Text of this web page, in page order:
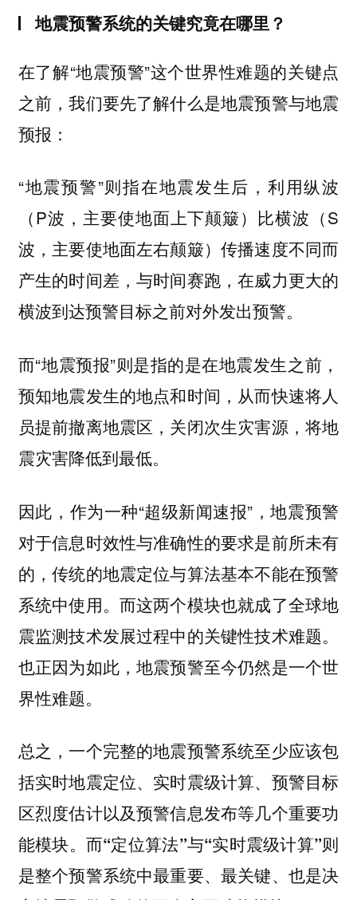
地震预警系统的关键究竟在哪里？
在了解“地震预警”这个世界性难题的关键点
之前，我们要先了解什么是地震预警与地震
预报：
“地震预警”则指在地震发生后，利用纵波
（P波，主要使地面上下颠簸）比横波（S
波，主要使地面左右颠簸）传播速度不同而
产生的时间差，与时间赛跑，在威力更大的
横波到达预警目标之前对外发出预警。
而“地震预报”则是指的是在地震发生之前，
预知地震发生的地点和时间，从而快速将人
员提前撤离地震区，关闭次生灾害源，将地
震灾害降低到最低。
因此，作为一种“超级新闻速报”，地震预警
对于信息时效性与准确性的要求是前所未有
的，传统的地震定位与算法基本不能在预警
系统中使用。而这两个模块也就成了全球地
震监测技术发展过程中的关键性技术难题。
也正因为如此，地震预警至今仍然是一个世
界性难题。
总之，一个完整的地震预警系统至少应该包
括实时地震定位、实时震级计算、预警目标
区烈度估计以及预警信息发布等几个重要功
能模块。 而“定位算法”与“实时震级计算”则
是整个预警系统中最重要、最关键、也是决